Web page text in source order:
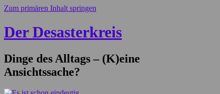
Zum primären Inhalt springen
Der Desasterkreis
Dinge des Alltags – (K)eine
Ansichtssache?